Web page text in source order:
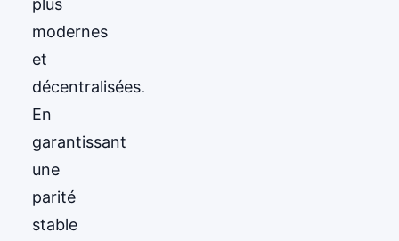
modernes
et
décentralisées.
En
garantissant
une
parité
stable